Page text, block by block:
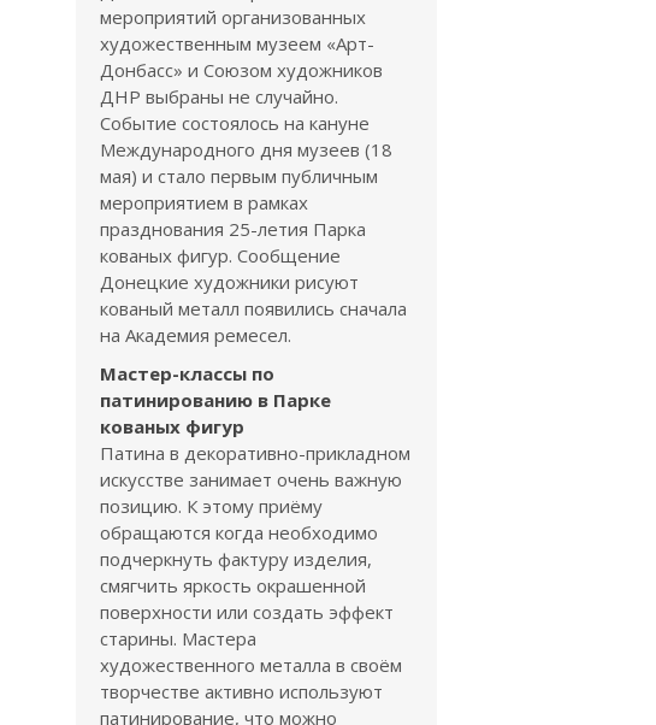
мероприятий организованных
художественным музеем «Арт-
Донбасс» и Союзом художников
ДНР выбраны не случайно.
Событие состоялось на кануне
Международного дня музеев (18
мая) и стало первым публичным
мероприятием в рамках
празднования 25-летия Парка
кованых фигур. Сообщение
Донецкие художники рисуют
кованый металл появились сначала
на Академия ремесел.
Мастер-классы по
патинированию в Парке
кованых фигур
Патина в декоративно-прикладном
искусстве занимает очень важную
позицию. К этому приёму
обращаются когда необходимо
подчеркнуть фактуру изделия,
смягчить яркость окрашенной
поверхности или создать эффект
старины. Мастера
художественного металла в своём
творчестве активно используют
патинирование, что можно